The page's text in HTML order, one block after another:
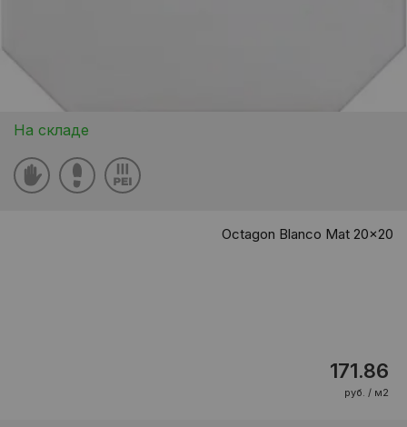
На складе
Octagon Blanco Mat 20x20
171.86
руб. / м2